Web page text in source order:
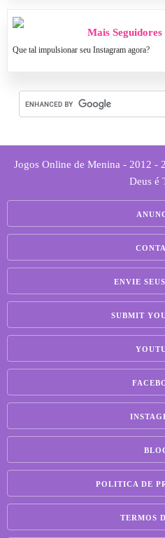
Mais Seguidores
Que tal impulsionar seu Instagram agora?
Jogos Online de Menina - 2012 -
Deus é
ENVIE
SUBMIT
POLITICA DE
TERMOS